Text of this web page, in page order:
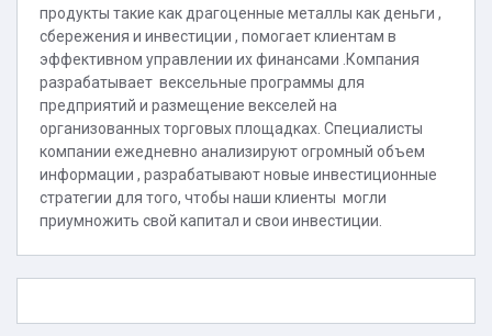
продукты такие как драгоценные металлы как деньги ,
сбережения и инвестиции , помогает клиентам в
эффективном управлении их финансами .Компания
разрабатывает вексельные программы для
предприятий и размещение векселей на
организованных торговых площадках. Специалисты
компании ежедневно анализируют огромный объем
информации , разрабатывают новые инвестиционные
стратегии для того, чтобы наши клиенты могли
приумножить свой капитал и свои инвестиции.